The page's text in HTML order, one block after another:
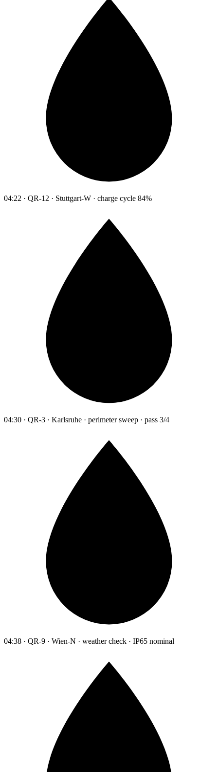
04:22 · QR-12 · Stuttgart-W · charge cycle 84%
04:30 · QR-3 · Karlsruhe · perimeter sweep · pass 3/4
04:38 · QR-9 · Wien-N · weather check · IP65 nominal